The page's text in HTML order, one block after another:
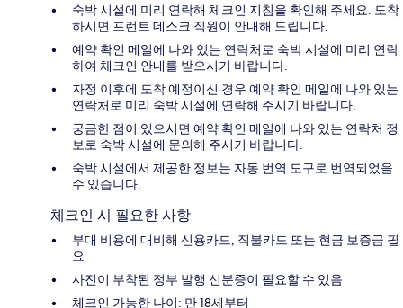
숙박 시설에 미리 연락해 체크인 지침을 확인해 주세요. 도착
하시면 프런트 데스크 직원이 안내해 드립니다.
예약 확인 메일에 나와 있는 연락처로 숙박 시설에 미리 연락
하여 체크인 안내를 받으시기 바랍니다.
자정 이후에 도착 예정이신 경우 예약 확인 메일에 나와 있는
연락처로 미리 숙박 시설에 연락해 주시기 바랍니다.
궁금한 점이 있으시면 예약 확인 메일에 나와 있는 연락처 정
보로 숙박 시설에 문의해 주시기 바랍니다.
숙박 시설에서 제공한 정보는 자동 번역 도구로 번역되었을
수 있습니다.
체크인 시 필요한 사항
부대 비용에 대비해 신용카드, 직불카드 또는 현금 보증금 필
요
사진이 부착된 정부 발행 신분증이 필요할 수 있음
체크인 가능한 나이: 만 18세부터